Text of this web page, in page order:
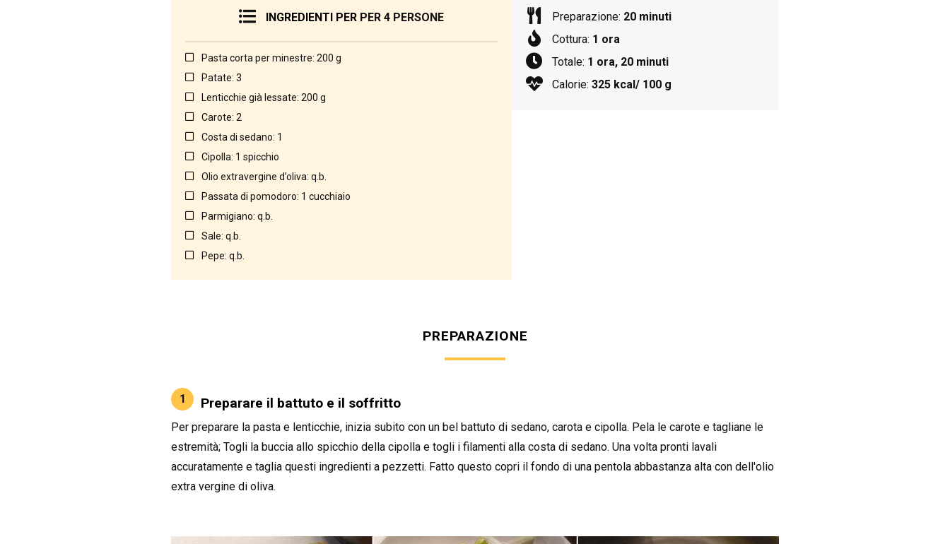
INGREDIENTI PER PER 4 PERSONE
Pasta corta per minestre: 200 g
Patate: 3
Lenticchie già lessate: 200 g
Carote: 2
Costa di sedano: 1
Cipolla: 1 spicchio
Olio extravergine d’oliva: q.b.
Passata di pomodoro: 1 cucchiaio
Parmigiano: q.b.
Sale: q.b.
Pepe: q.b.
Preparazione: 20 minuti
Cottura: 1 ora
Totale: 1 ora, 20 minuti
Calorie:325 kcal/ 100 g
PREPARAZIONE
1 Preparare il battuto e il soffritto
Per preparare la pasta e lenticchie, inizia subito con un bel battuto di sedano, carota e cipolla. Pela le carote e tagliane le
estremità; Togli la buccia allo spicchio della cipolla e togli i filamenti alla costa di sedano. Una volta pronti lavali
accuratamente e taglia questi ingredienti a pezzetti. Fatto questo copri il fondo di una pentola abbastanza alta con dell'olio
extra vergine di oliva.